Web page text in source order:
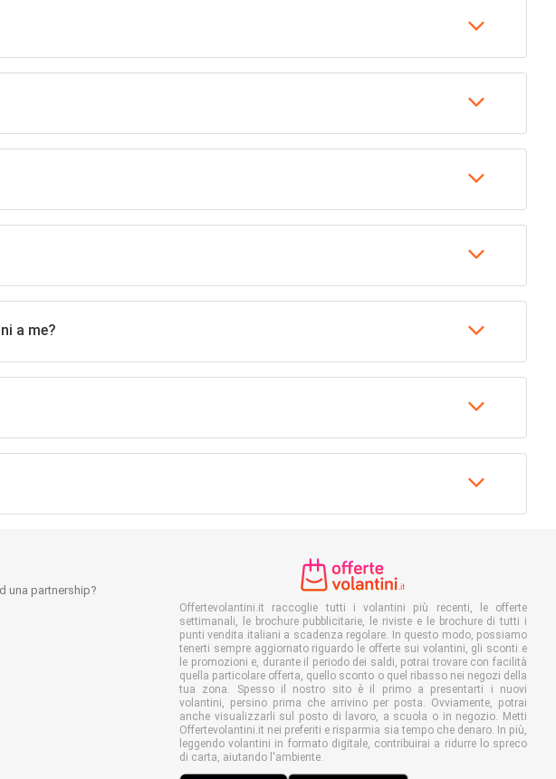
a me?
una partnership?
Offertevolantini.it raccoglie tutti i volantini più recenti, le offerte
settimanali, le brochure pubblicitarie, le riviste e le brochure di tutti i
punti vendita italiani a scadenza regolare. In questo modo, possiamo
tenerti sempre aggiornato riguardo le offerte sui volantini, gli sconti e
le promozioni e, durante il periodo dei saldi, potrai trovare con facilità
quella particolare offerta, quello sconto o quel ribasso nei negozi della
tua zona. Spesso il nostro sito è il primo a presentarti i nuovi
volantini, persino prima che arrivino per posta. Ovviamente, potrai
anche visualizzarli sul posto di lavoro, a scuola o in negozio. Metti
Offertevolantini.it nei preferiti e risparmia sia tempo che denaro. In più,
leggendo volantini in formato digitale, contribuirai a ridurre lo spreco
di carta, aiutando l'ambiente.